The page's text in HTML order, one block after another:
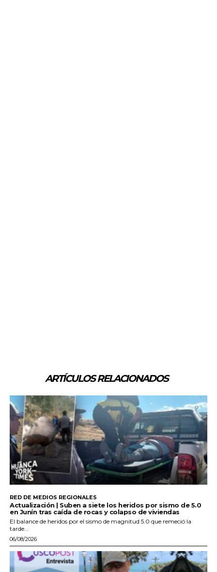
ARTÍCULOS RELACIONADOS
RED DE MEDIOS REGIONALES
Actualización | Suben a siete los heridos por sismo de 5.0
en Junín tras caída de rocas y colapso de viviendas
El balance de heridos por el sismo de magnitud 5.0 que remeció la
tarde...
06/08/2026